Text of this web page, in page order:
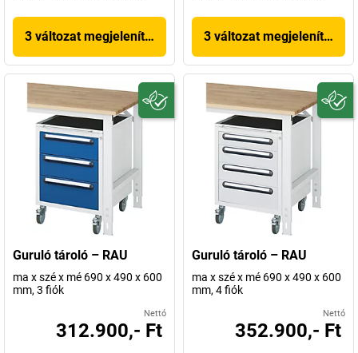
3 változat megjelenítése 3 változat megjelenítése
Guruló tároló – RAU
ma x szé x mé 690 x 490 x 600
mm, 3 fiók
Nettó
312.900,- Ft
Guruló tároló – RAU
ma x szé x mé 690 x 490 x 600
mm, 4 fiók
Nettó
352.900,- Ft